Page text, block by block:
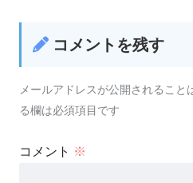
コメントを残す
メールアドレスが公開されること
る欄は必須項目です
コメント ※